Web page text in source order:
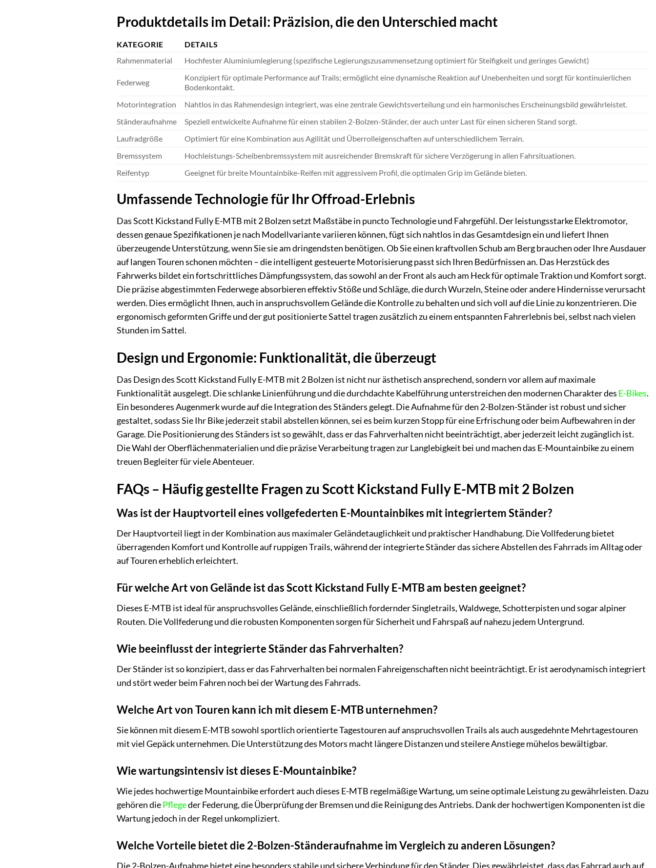
Produktdetails im Detail: Präzision, die den Unterschied macht
KATEGORIE
DETAILS
Rahmenmaterial
Hochfester Aluminiumlegierung (spezifische Legierungszusammensetzung optimiert für Steifigkeit und geringes Gewicht)
Federweg
Konzipiert für optimale Performance auf Trails; ermöglicht eine dynamische Reaktion auf Unebenheiten und sorgt für kontinuierlichen
Bodenkontakt.
Motorintegration
Nahtlos in das Rahmendesign integriert, was eine zentrale Gewichtsverteilung und ein harmonisches Erscheinungsbild gewährleistet.
Ständeraufnahme
Speziell entwickelte Aufnahme für einen stabilen 2-Bolzen-Ständer, der auch unter Last für einen sicheren Stand sorgt.
Laufradgröße
Optimiert für eine Kombination aus Agilität und Überrolleigenschaften auf unterschiedlichem Terrain.
Bremssystem
Hochleistungs-Scheibenbremssystem mit ausreichender Bremskraft für sichere Verzögerung in allen Fahrsituationen.
Reifentyp
Geeignet für breite Mountainbike-Reifen mit aggressivem Profil, die optimalen Grip im Gelände bieten.
Umfassende Technologie für Ihr Offroad-Erlebnis
Das Scott Kickstand Fully E-MTB mit 2 Bolzen setzt Maßstäbe in puncto Technologie und Fahrgefühl. Der leistungsstarke Elektromotor,
dessen genaue Spezifikationen je nach Modellvariante variieren können, fügt sich nahtlos in das Gesamtdesign ein und liefert Ihnen
überzeugende Unterstützung, wenn Sie sie am dringendsten benötigen. Ob Sie einen kraftvollen Schub am Berg brauchen oder Ihre Ausdauer
auf langen Touren schonen möchten – die intelligent gesteuerte Motorisierung passt sich Ihren Bedürfnissen an. Das Herzstück des
Fahrwerks bildet ein fortschrittliches Dämpfungssystem, das sowohl an der Front als auch am Heck für optimale Traktion und Komfort sorgt.
Die präzise abgestimmten Federwege absorbieren effektiv Stöße und Schläge, die durch Wurzeln, Steine oder andere Hindernisse verursacht
werden. Dies ermöglicht Ihnen, auch in anspruchsvollem Gelände die Kontrolle zu behalten und sich voll auf die Linie zu konzentrieren. Die
ergonomisch geformten Griffe und der gut positionierte Sattel tragen zusätzlich zu einem entspannten Fahrerlebnis bei, selbst nach vielen
Stunden im Sattel.
Design und Ergonomie: Funktionalität, die überzeugt
Das Design des Scott Kickstand Fully E-MTB mit 2 Bolzen ist nicht nur ästhetisch ansprechend, sondern vor allem auf maximale
Funktionalität ausgelegt. Die schlanke Linienführung und die durchdachte Kabelführung unterstreichen den modernen Charakter des E-Bikes.
Ein besonderes Augenmerk wurde auf die Integration des Ständers gelegt. Die Aufnahme für den 2-Bolzen-Ständer ist robust und sicher
gestaltet, sodass Sie Ihr Bike jederzeit stabil abstellen können, sei es beim kurzen Stopp für eine Erfrischung oder beim Aufbewahren in der
Garage. Die Positionierung des Ständers ist so gewählt, dass er das Fahrverhalten nicht beeinträchtigt, aber jederzeit leicht zugänglich ist.
Die Wahl der Oberflächenmaterialien und die präzise Verarbeitung tragen zur Langlebigkeit bei und machen das E-Mountainbike zu einem
treuen Begleiter für viele Abenteuer.
FAQs – Häufig gestellte Fragen zu Scott Kickstand Fully E-MTB mit 2 Bolzen
Was ist der Hauptvorteil eines vollgefederten E-Mountainbikes mit integriertem Ständer?
Der Hauptvorteil liegt in der Kombination aus maximaler Geländetauglichkeit und praktischer Handhabung. Die Vollfederung bietet
überragenden Komfort und Kontrolle auf ruppigen Trails, während der integrierte Ständer das sichere Abstellen des Fahrrads im Alltag oder
auf Touren erheblich erleichtert.
Für welche Art von Gelände ist das Scott Kickstand Fully E-MTB am besten geeignet?
Dieses E-MTB ist ideal für anspruchsvolles Gelände, einschließlich fordernder Singletrails, Waldwege, Schotterpisten und sogar alpiner
Routen. Die Vollfederung und die robusten Komponenten sorgen für Sicherheit und Fahrspaß auf nahezu jedem Untergrund.
Wie beeinflusst der integrierte Ständer das Fahrverhalten?
Der Ständer ist so konzipiert, dass er das Fahrverhalten bei normalen Fahreigenschaften nicht beeinträchtigt. Er ist aerodynamisch integriert
und stört weder beim Fahren noch bei der Wartung des Fahrrads.
Welche Art von Touren kann ich mit diesem E-MTB unternehmen?
Sie können mit diesem E-MTB sowohl sportlich orientierte Tagestouren auf anspruchsvollen Trails als auch ausgedehnte Mehrtagestouren
mit viel Gepäck unternehmen. Die Unterstützung des Motors macht längere Distanzen und steilere Anstiege mühelos bewältigbar.
Wie wartungsintensiv ist dieses E-Mountainbike?
Wie jedes hochwertige Mountainbike erfordert auch dieses E-MTB regelmäßige Wartung, um seine optimale Leistung zu gewährleisten. Dazu
gehören diePflegeder Federung, die Überprüfung der Bremsen und die Reinigung des Antriebs. Dank der hochwertigen Komponenten ist die
Wartung jedoch in der Regel unkompliziert.
Welche Vorteile bietet die 2-Bolzen-Ständeraufnahme im Vergleich zu anderen Lösungen?
Die 2-Bolzen-Aufnahme bietet eine besonders stabile und sichere Verbindung für den Ständer. Dies gewährleistet, dass das Fahrrad auch auf